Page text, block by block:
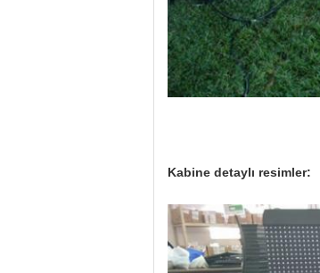
Kabine detaylı resimler: